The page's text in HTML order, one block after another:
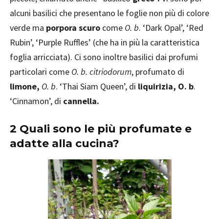
alcuni basilici che presentano le foglie non più di colore
verde ma porpora scuro come O. b. ‘Dark Opal’, ‘Red
Rubin’, ‘Purple Ruffles’ (che ha in più la caratteristica
foglia arricciata). Ci sono inoltre basilici dai profumi
particolari come O. b. citriodorum, profumato di
limone, O. b. ‘Thai Siam Queen’, di liquirizia, O. b.
‘Cinnamon’, di cannella.
2 Quali sono le più profumate e
adatte alla cucina?